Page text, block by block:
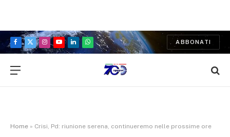
Facebook
X
Instagram
YouTubeLinkedInWhatsApp
ABBONATI
Home » Crisi, Pd: riunione serena, continueremo nelle prossime ore